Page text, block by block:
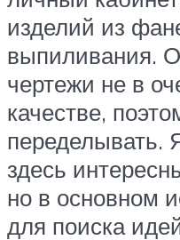
изделий из
выпиливания.
чертежи не в
качестве,
переделывать.
здесь
но в основном
для поиска